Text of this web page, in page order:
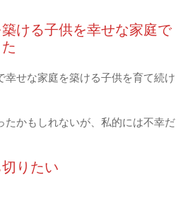
ける子供を幸せな家庭で
幸せな家庭を築ける子供を育て続け
たかもしれないが、私的には不幸だ
りたい